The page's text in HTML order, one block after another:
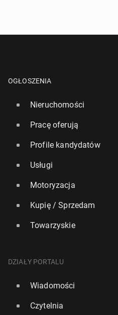
MI6 liderem, Polska AW w
OGŁOSZENIA
Nieruchomości
Pracę oferują
Profile kandydatów
Usługi
Motoryzacja
Kupię / Sprzedam
Towarzyskie
DZIAŁY PORTALU
Wiadomości
Czytelnia